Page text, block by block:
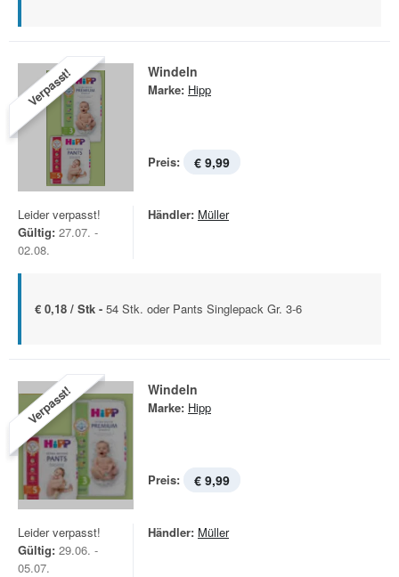
Verpasst! Windeln
Marke: Hipp
Preis: € 9,99
Leider verpasst!
Gültig: 27.07. -
02.08.
Händler: Müller
€ 0,18 / Stk - 54 Stk. oder Pants Singlepack Gr. 3-6
Verpasst! Windeln
Marke: Hipp
Preis: € 9,99
Leider verpasst!
Gültig: 29.06. -
05.07.
Händler: Müller